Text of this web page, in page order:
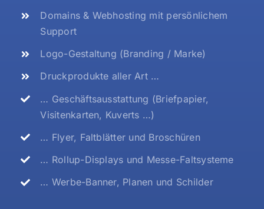
Domains & Webhosting mit persönlichem
Support
Logo-Gestaltung (Branding / Marke)
Druckprodukte aller Art …
… Geschäftsausstattung (Briefpapier,
Visitenkarten, Kuverts …)
… Flyer, Faltblätter und Broschüren
… Rollup-Displays und Messe-Faltsysteme
… Werbe-Banner, Planen und Schilder